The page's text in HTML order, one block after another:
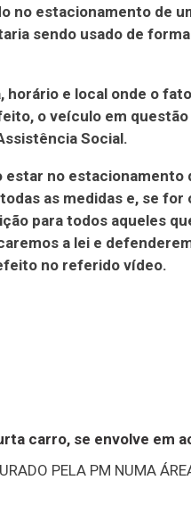
no estacionamento de
sendo usado de
horário e local onde o
o veículo em questão
Social.
estar no estacionamento
as medidas e, se for
para todos aqueles
a lei e
no referido vídeo.
carro, se envolve em
PELA PM NUMA